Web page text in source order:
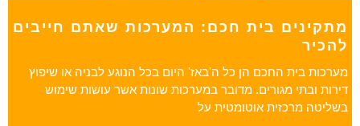
מתקינים בית חכם: המערכות שאתם חייבים
להכיר
מערכות בית החכם הן כל ה'באז' היום בכל הנוגע לבניה או שיפוץ
דירות ובתי מגורים. מדובר במערכות שונות אשר עושות שימוש
בשליטה מרכזית אוטומטית על